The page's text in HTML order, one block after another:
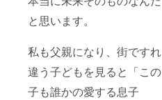
と思います。
私も父親になり、街ですれ
違う子どもを見ると「この
子も誰かの愛する息子